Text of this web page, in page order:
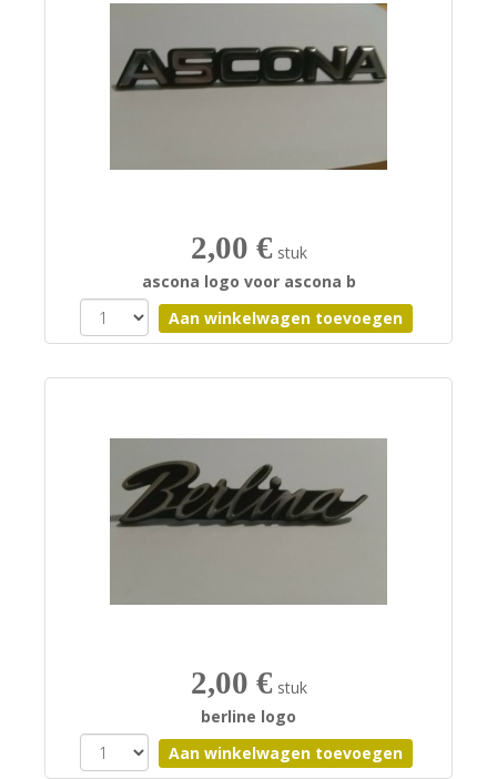
2,00 € stuk
ascona logo voor ascona b
2,00 € stuk
berline logo